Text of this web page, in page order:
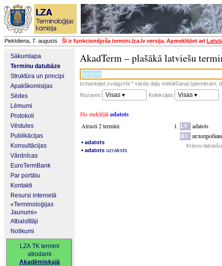
Piektdiena, 7. augusts Šī ir funkcionējoša termini.lza.lv versija. Apmeklējiet arī
Sākumlapa
Terminu datubāze
Struktūra un principi
Apakškomisijas
Sēdes
Lēmumi
Protokoli
Vēstules
Publikācijas
Konsultācijas
Vārdnīcas
EuroTermBank
Par portālu
Kontakti
Resursi internetā
«Terminoloģijas
Jaunumi»
Atbalstītāji
Notikumi
LZA TK termini
atrodami
Akadēmiskajā
AkadTerm – plašākā latviešu
Izmantojiet zvaigznīti * vārda daļu meklēšanai (piemēram,
Nozares:
Visas ▾ Kolekcijas: Visas ▾
Jūs meklējātadatots
Atrasti 2 termini
▪ adatots
▪ adatots uzraksts
LV adatots
RU
Krievu-